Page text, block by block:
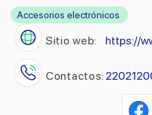
Accesorios electrónicos
Sitio web: https://
Contactos: